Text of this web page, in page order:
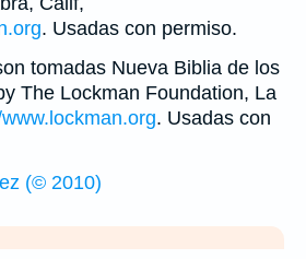
. Usadas con permiso.
tomadas Nueva Biblia de los
The Lockman Foundation, La
. Usadas con
(© 2010)